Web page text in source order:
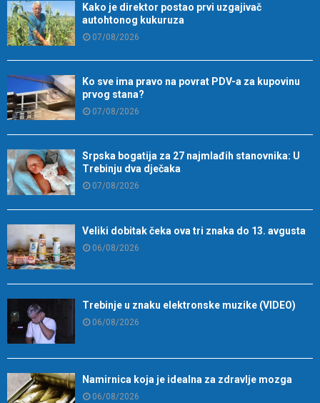
Kako je direktor postao prvi uzgajivač
autohtonog kukuruza
07/08/2026
Ko sve ima pravo na povrat PDV-a za kupovinu
prvog stana?
07/08/2026
Srpska bogatija za 27 najmlađih stanovnika: U
Trebinju dva dječaka
07/08/2026
Veliki dobitak čeka ova tri znaka do 13. avgusta
06/08/2026
Trebinje u znaku elektronske muzike (VIDEO)
06/08/2026
Namirnica koja je idealna za zdravlje mozga
06/08/2026